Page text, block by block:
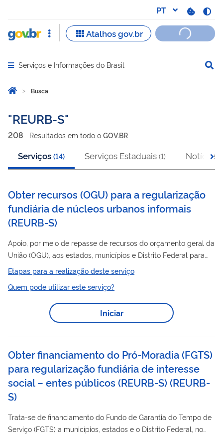
Abrir menu principal de navegação
Serviços e Informações do Brasil
Você está aqui:
Página Inicial
Busca
Busca
REURB-S
208 Resultados em todo o GOV.BR
Serviços (14) Serviços Estaduais (1) Notícias
Obter recursos (OGU) para a regularização
fundiária de núcleos urbanos informais
(REURB-S)
Apoio, por meio de repasse de recursos do orçamento geral da
União (OGU), aos estados, municípios e Distrito Federal para
implementação de medidas destinadas a promover a
regularização fundiária de núcleos urbanos informais ocupados
por população de baixa renda, garantindo a segurança jurídica
na posse das famílias ocupantes do núcleo. Atualmente, os
recursos da Ação de Apoio à Regularização Fundiária em Áreas
de emenda parlamentar.
Etapas para a realização deste serviço
Quem pode utilizar este serviço?
Iniciar
Obter financiamento do Pró-Moradia (FGTS)
para regularização fundiária de interesse
social – entes públicos (REURB-S) (REURB-
S)
Trata-se de financiamento do Fundo de Garantia do Tempo de
Serviço (FGTS) a municípios, estados e o Distrito Federal, no